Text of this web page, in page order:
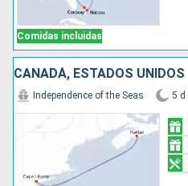
Comidas incluidas
CANADÁ, ESTADOS UNIDOS
Independence of the Seas 5 d